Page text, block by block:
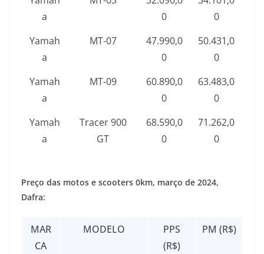
a
0
0
Yamah
a
MT-07
47.990,0
0
50.431,0
0
Yamah
a
MT-09
60.890,0
0
63.483,0
0
Yamah
a
Tracer 900
GT
68.590,0
0
71.262,0
0
Preço das motos e scooters 0km, março de 2024,
Dafra:
MAR
CA
MODELO
PPS
(R$)
PM (R$)